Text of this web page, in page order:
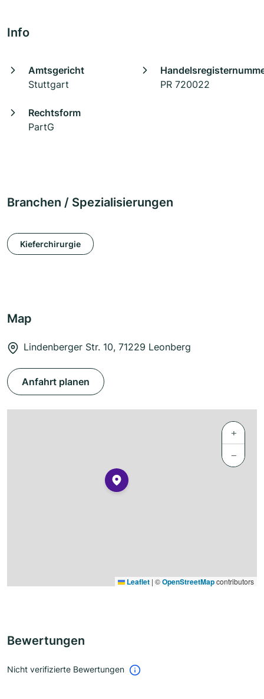
Info
Amtsgericht
Stuttgart
PR 720022
Rechtsform
PartG
Branchen / Spezialisierungen
Kieferchirurgie
Map
Lindenberger Str. 10, 71229 Leonberg
Anfahrt planen
+
−
Leaflet | ©OpenStreetMapcontributors
Bewertungen
Nicht verifizierte Bewertungen